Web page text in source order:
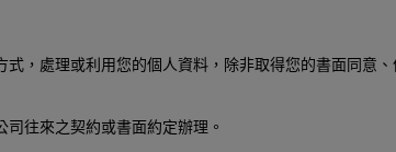
，處理或利用您的個人資料，除非取得您的書面同意
往來之契約或書面約定辦理。